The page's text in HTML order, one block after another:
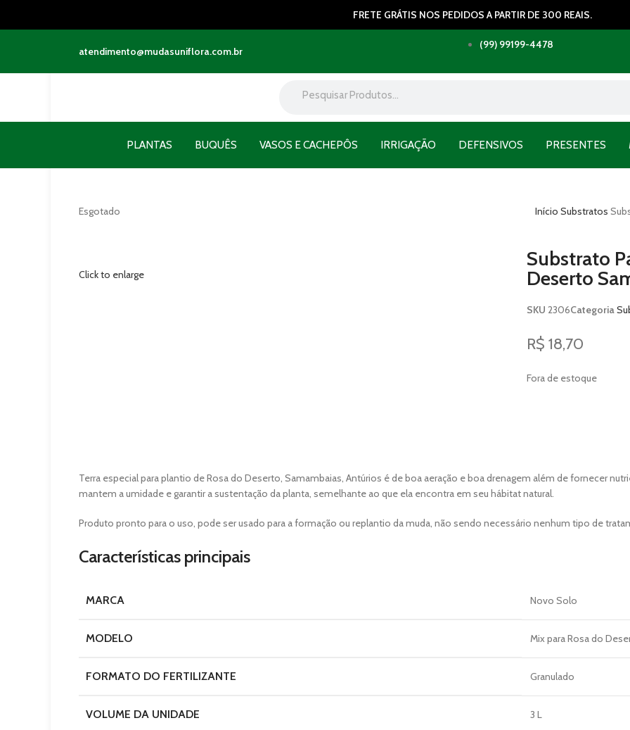
FRETE GRÁTIS NOS PEDIDOS A PARTIR DE 300 REAIS.
atendimento@mudasuniflora.com.br
(99) 99199-4478
PLANTAS BUQUÊS VASOS E CACHEPÔS IRRIGAÇÃO DEFENSIVOS PRESENTES
Esgotado
Click to enlarge
InícioSubstratos
Substrato
Deserto
SKU 2306Categoria
R$ 18,70
Fora de estoque
Terra especial para plantio de Rosa do Deserto, Samambaias, Antúrios é de boa aeração e boa drenagem além de fornecer
mantem a umidade e garantir a sustentação da planta, semelhante ao que ela encontra em seu hábitat natural.
Produto pronto para o uso, pode ser usado para a formação ou replantio da muda, não sendo necessário nenhum tipo de
Características principais
MARCA Novo Solo
MODELO Mix para Rosa do
FORMATO DO FERTILIZANTE Granulado
VOLUME DA UNIDADE 3 L